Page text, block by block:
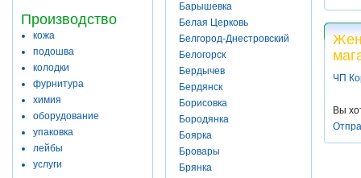
Производство
кожа
подошва
колодки
фурнитура
химия
оборудование
упаковка
лейбы
услуги
Барышевка
Белая Церковь
Белгород-Днестровский
Белогорск
Бердычев
Бердянск
Борисовка
Бородянка
Боярка
Бровары
Брянка
ЧП
Вы